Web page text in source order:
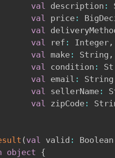
val description :
val price:
val
val ref : Integer,
val make: String ,
val condition :
val email : String
val sellerName:
val zipCode:
( val valid : Boolean
object {